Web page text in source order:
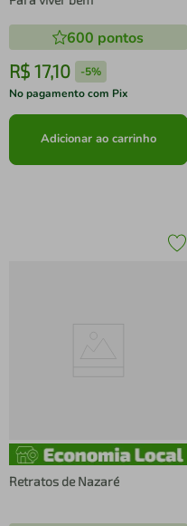
600 pontos
R$ 17,10 -5%
No pagamento com Pix
Adicionar ao carrinho
Retratos de Nazaré